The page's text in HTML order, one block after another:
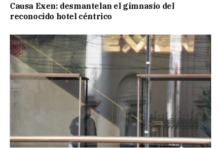
Causa Exen: desmantelan el gimnasio del
reconocido hotel céntrico